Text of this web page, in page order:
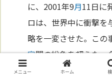
に、2001年9月11日に
ロは、世界中に衝撃を
略を一変させた。この
家間の紛争を超えた、
明
白となった。
メニュー ホーム